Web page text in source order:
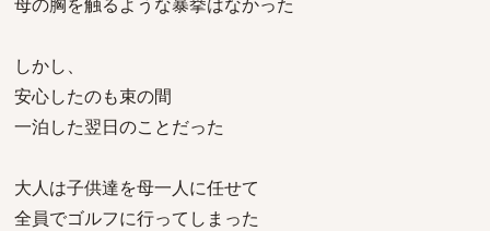
しかし、
安心したのも束の間
一泊した翌日のことだった
大人は子供達を母一人に任せて
全員でゴルフに行ってしまった